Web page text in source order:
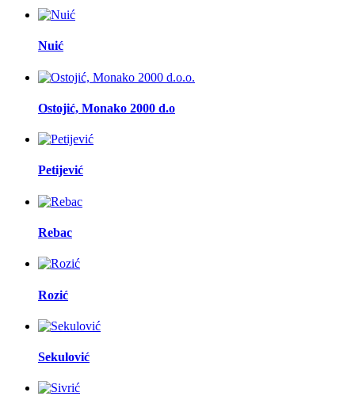
Nuić
Ostojić, Monako 2000 d.o
Petijević
Rebac
Rozić
Sekulović